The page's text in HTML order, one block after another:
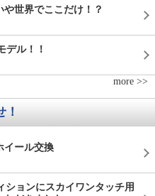
世界でここだけ！？
ル！！
more >>
イール交換
ションにスカイワンタッチ用